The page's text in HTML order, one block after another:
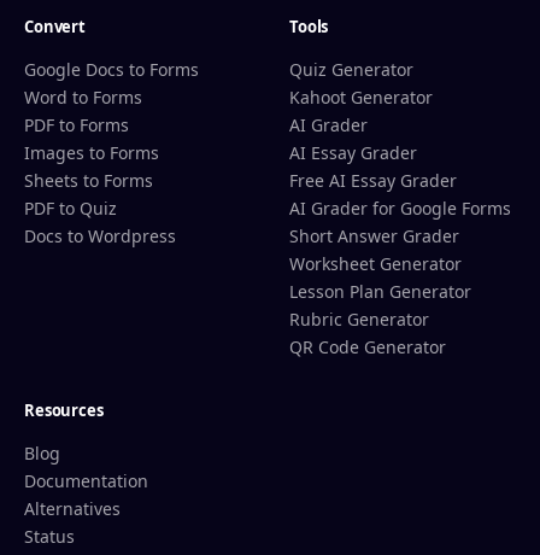
Convert
Google Docs to Forms
Word to Forms
PDF to Forms
Images to Forms
Sheets to Forms
PDF to Quiz
Docs to Wordpress
Tools
Quiz Generator
Kahoot Generator
AI Grader
AI Essay Grader
Free AI Essay Grader
AI Grader for Google Forms
Short Answer Grader
Worksheet Generator
Lesson Plan Generator
Rubric Generator
QR Code Generator
Resources
Blog
Documentation
Alternatives
Status